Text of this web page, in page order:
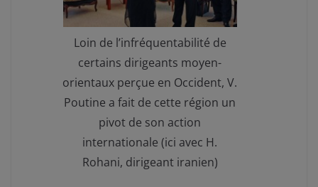
Loin de l’infréquentabilité de
certains dirigeants moyen-
orientaux perçue en Occident, V.
Poutine a fait de cette région un
pivot de son action
internationale (ici avec H.
Rohani, dirigeant iranien)